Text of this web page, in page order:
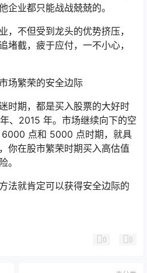
企业都只能战战兢兢的。
，不但受到龙头的优势挤压，
堵截，疲于应付，一不小心，
场繁荣的安全边际
时期，都是买入股票的大好时
、2015 年。市场继续向下的空
6000 点和 5000 点时期，就具
你在股市繁荣时期买入高估值
。
法就肯定可以获得安全边际的
0 0